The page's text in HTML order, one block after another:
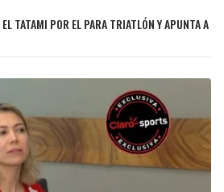
TATAMI POR EL PARA TRIATLÓN Y APUNTA A